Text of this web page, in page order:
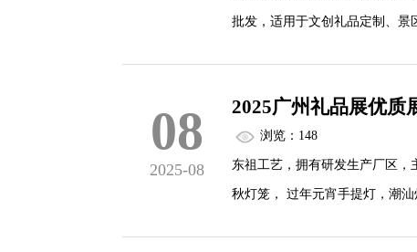
批发，适用于文创礼品定制、景
08
2025-08
2025广州礼品展优质
浏览：148
东祖工艺，拥有研发生产厂区
秋灯笼， 过年元宵手提灯，潮